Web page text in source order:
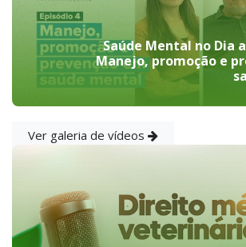
Saúde Mental no Dia a
Manejo, promoção e
Ver galeria de vídeos